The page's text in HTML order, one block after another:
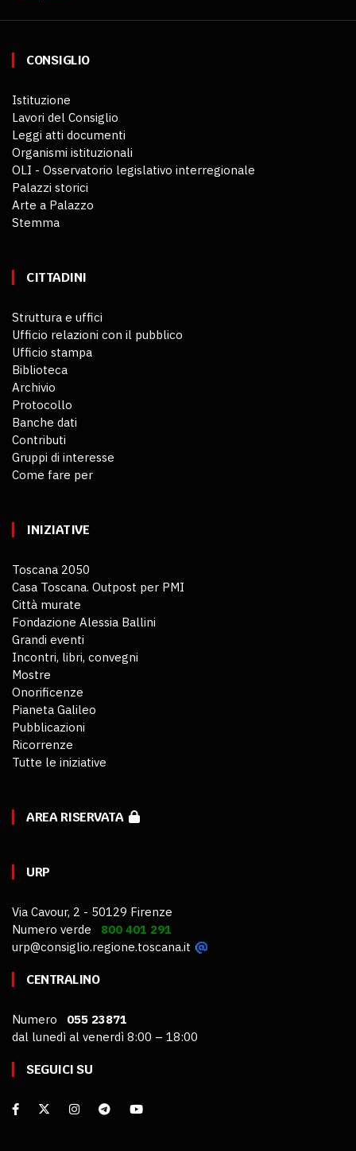
CONSIGLIO
Istituzione
Lavori del Consiglio
Leggi atti documenti
Organismi istituzionali
OLI - Osservatorio legislativo interregionale
Palazzi storici
Arte a Palazzo
Stemma
CITTADINI
Struttura e uffici
Ufficio relazioni con il pubblico
Ufficio stampa
Biblioteca
Archivio
Protocollo
Banche dati
Contributi
Gruppi di interesse
Come fare per
INIZIATIVE
Toscana 2050
Casa Toscana. Outpost per PMI
Città murate
Fondazione Alessia Ballini
Grandi eventi
Incontri, libri, convegni
Mostre
Onorificenze
Pianeta Galileo
Pubblicazioni
Ricorrenze
Tutte le iniziative
AREA RISERVATA
URP
Via Cavour, 2 - 50129 Firenze
Numero verde 800 401 291
urp@consiglio.regione.toscana.it
CENTRALINO
Numero 055 23871
dal lunedì al venerdì 8:00 – 18:00
SEGUICI SU